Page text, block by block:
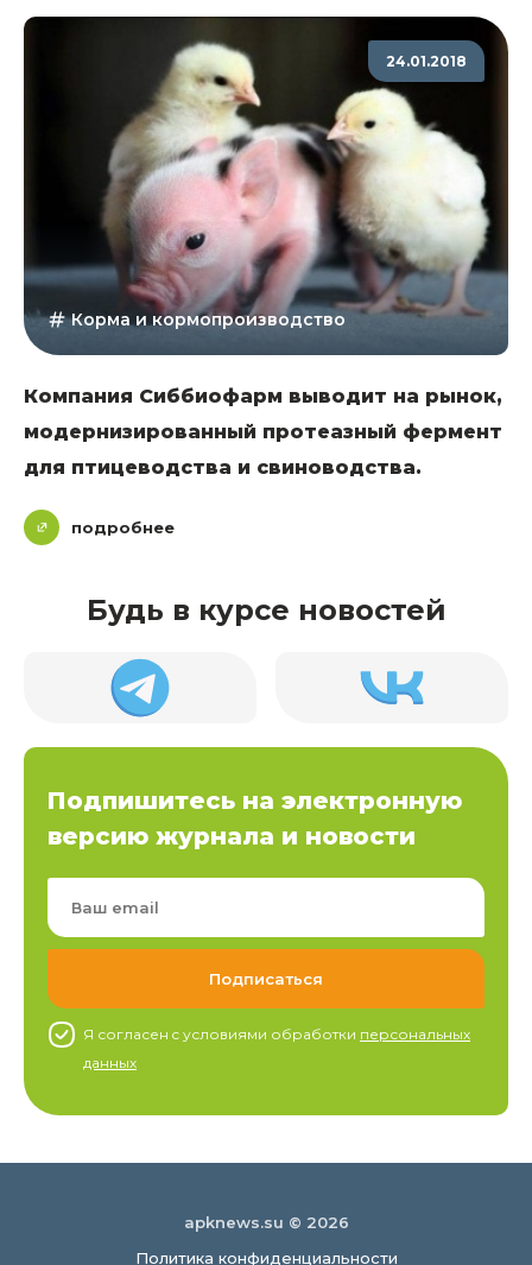
24.01.2018
Корма и кормопроизводство
Компания Сиббиофарм выводит на рынок,
модернизированный протеазный фермент
для птицеводства и свиноводства.
подробнее
Будь в курсе новостей
Подпишитесь на электронную
версию журнала и новости
Я согласен c условиями обработки персональных
данных
apknews.su © 2026
Политика конфиденциальности